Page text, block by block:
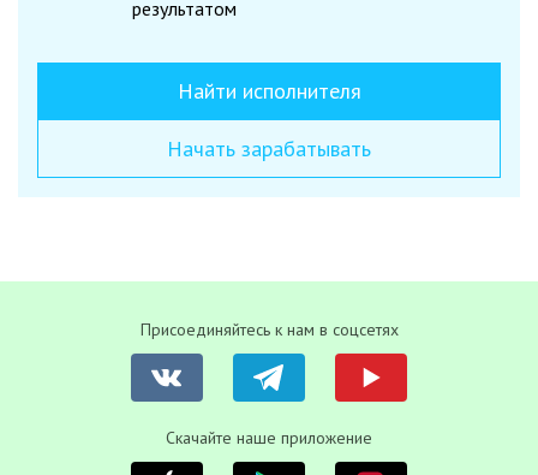
результатом
Найти исполнителя
Начать зарабатывать
Присоединяйтесь к нам в соцсетях
Скачайте наше приложение